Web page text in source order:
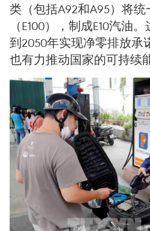
类（包括A92和A95）将
（E100），制成E10汽油
到2050年实现净零排放承
也有力推动国家的可持续